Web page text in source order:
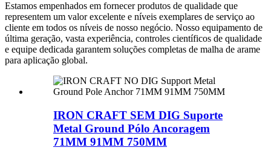
Estamos empenhados em fornecer produtos de qualidade que
representem um valor excelente e níveis exemplares de serviço ao
cliente em todos os níveis de nosso negócio. Nosso equipamento de
última geração, vasta experiência, controles científicos de qualidade
e equipe dedicada garantem soluções completas de malha de arame
para aplicação global.
IRON CRAFT SEM DIG Suporte
Metal Ground Pólo Ancoragem
71MM 91MM 750MM